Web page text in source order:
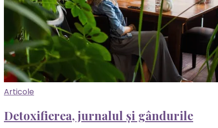
Articole
Detoxifierea, jurnalul și gândurile